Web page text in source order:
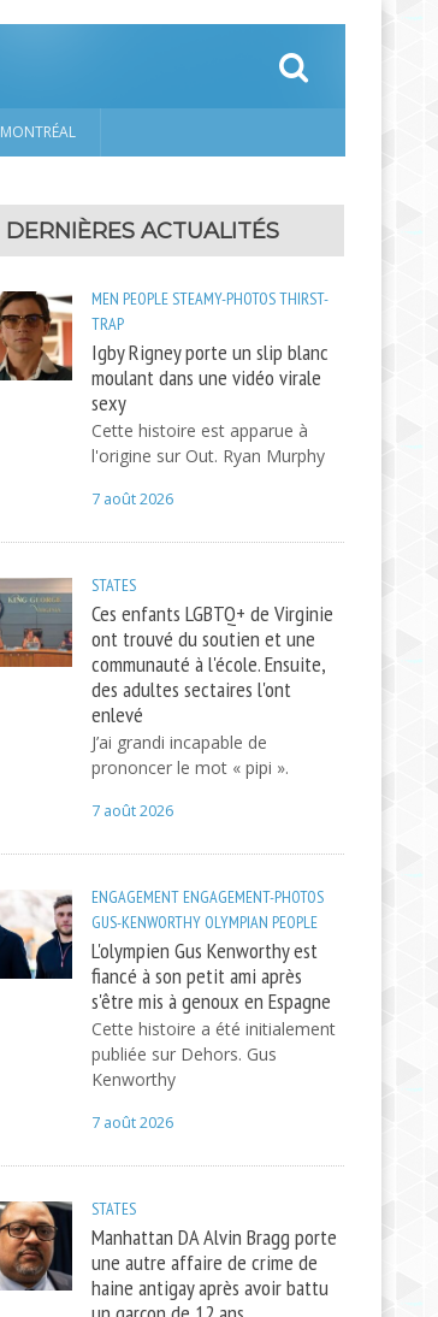
MONTRÉAL
DERNIÈRES ACTUALITÉS
MEN PEOPLESTEAMY-PHOTOSTHIRST-
TRAP
Igby Rigney porte un slip blanc
moulant dans une vidéo virale
sexy
Cette histoire est apparue à
l'origine sur Out. Ryan Murphy
7 août 2026
STATES
Ces enfants LGBTQ+ de Virginie
ont trouvé du soutien et une
communauté à l'école. Ensuite,
des adultes sectaires l'ont
enlevé
J’ai grandi incapable de
prononcer le mot « pipi ».
7 août 2026
ENGAGEMENT ENGAGEMENT-PHOTOS
GUS-KENWORTHY OLYMPIAN PEOPLE
L'olympien Gus Kenworthy est
fiancé à son petit ami après
s'être mis à genoux en Espagne
Cette histoire a été initialement
publiée sur Dehors. Gus
Kenworthy
7 août 2026
STATES
Manhattan DA Alvin Bragg porte
une autre affaire de crime de
haine antigay après avoir battu